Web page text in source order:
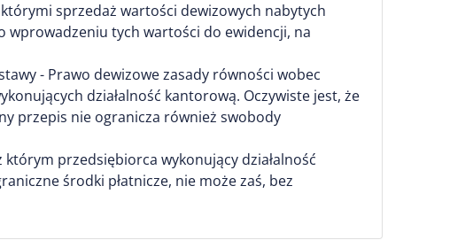
sprzedaż wartości dewizowych nabytych
wprowadzeniu tych wartości do ewidencji, na
- Prawo dewizowe zasady równości wobec
działalność kantorową. Oczywiste jest, że
przepis nie ogranicza również swobody
przedsiębiorca wykonujący działalność
środki płatnicze, nie może zaś, bez